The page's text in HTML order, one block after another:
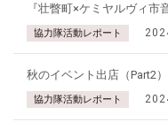
『壮瞥町×ケミヤルヴィ
協力隊活動レポート
秋のイベント出店（Part2）
協力隊活動レポート